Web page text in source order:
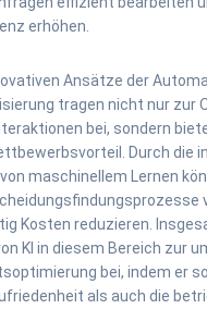
erhöhen.
Ansätze der
tragen nicht nur zur
bei, sondern
Durch die
maschinellem Lernen
Kosten reduzieren.
KI in diesem Bereich zur
bei, indem er
als auch die